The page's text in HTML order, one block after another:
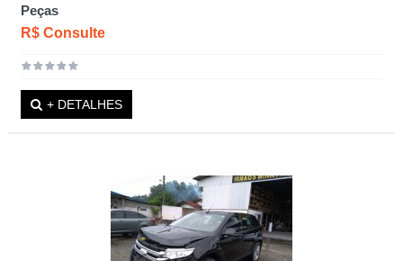
Peças
R$ Consulte
+ DETALHES